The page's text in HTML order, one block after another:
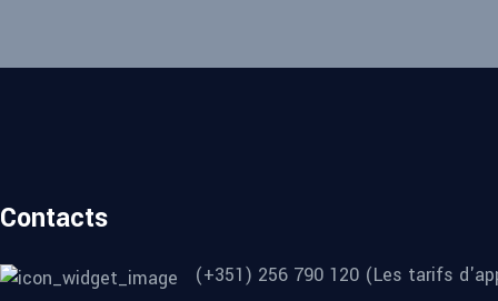
Contacts
(+351) 256 790 120 (Les tarifs